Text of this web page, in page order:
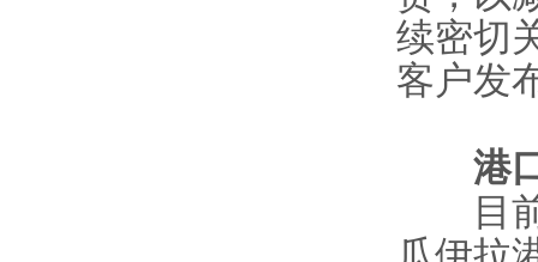
续密切
客户发
港口
目前